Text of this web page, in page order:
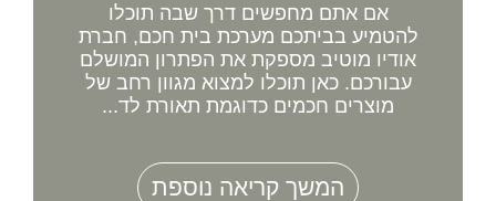
אם אתם מחפשים דרך שבה תוכלו
להטמיע בביתכם מערכת בית חכם, חברת
אודיו מוטיב מספקת את הפתרון המושלם
עבורכם. כאן תוכלו למצוא מגוון רחב של
מוצרים חכמים כדוגמת תאורת לד...
המשך קריאה נוספת